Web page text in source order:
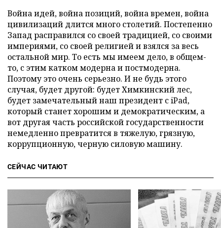
Война идей, война позиций, война времен, война
цивилизаций длится много столетий. Постепенно
Запад расправился со своей традицией, со своими
империями, со своей религией и взялся за весь
остальной мир. То есть мы имеем дело, в общем-
то, с этим катком модерна и постмодерна.
Поэтому это очень серьезно. И не будь этого
случая, будет другой: будет Химкинский лес,
будет замечательный наш президент сiPad,
который станет хорошим и демократическим, а
вот другая часть российской государственности
немедленно превратится в тяжелую, грязную,
коррупционную, черную силовую машину.
СЕЙЧАС ЧИТАЮТ